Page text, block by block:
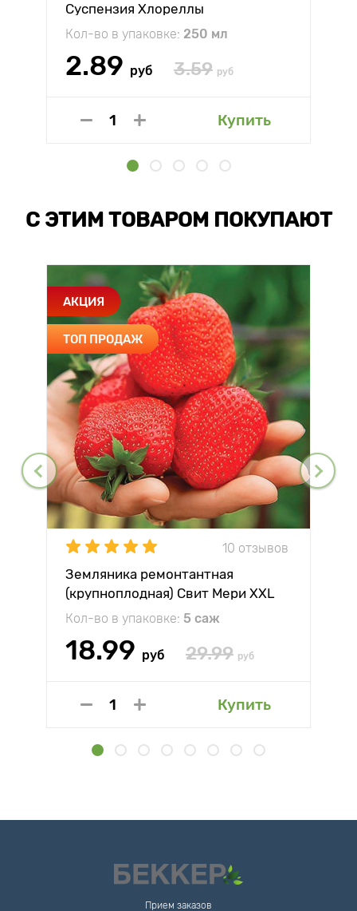
Суспензия Хлореллы
Кол-во в упаковке: 250 мл
2.89 руб 3.59 руб
Купить
С ЭТИМ ТОВАРОМ ПОКУПАЮТ
АКЦИЯ
ТОП ПРОДАЖ
10 отзывов
Земляника ремонтантная
(крупноплодная) Свит Мери XXL
Кол-во в упаковке: 5 саж
18.99 руб 29.99 руб
Купить
Прием заказов